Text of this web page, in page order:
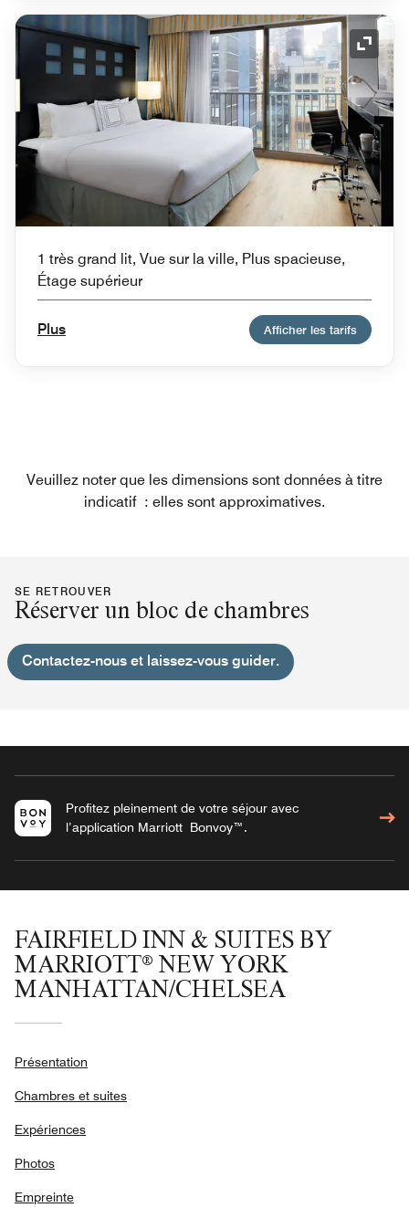
Icône
1 très grand lit, Vue sur la ville, Plus spacieuse,
Étage supérieur
Plus Afficher les tarifs
Veuillez noter que les dimensions sont données à titre
indicatif : elles sont approximatives.
SE RETROUVER
Réserver un bloc de chambres
Contactez-nous et laissez-vous guider.
Profitez pleinement de votre séjour avec
l’application Marriott Bonvoy™.
FAIRFIELD INN & SUITES BY
MARRIOTT® NEW YORK
MANHATTAN/CHELSEA
Présentation
Chambres et suites
Expériences
Photos
Empreinte